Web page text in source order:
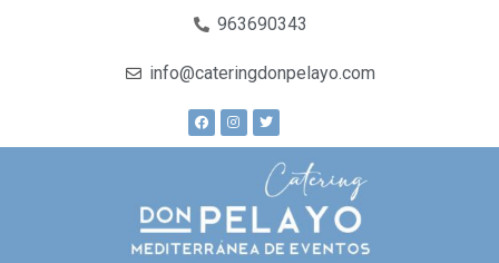
963690343
info@cateringdonpelayo.com